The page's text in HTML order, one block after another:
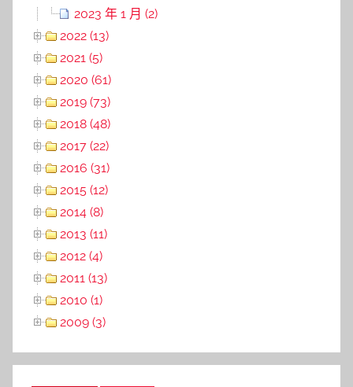
2023 年 1 月 (2)
2022 (13)
2021 (5)
2020 (61)
2019 (73)
2018 (48)
2017 (22)
2016 (31)
2015 (12)
2014 (8)
2013 (11)
2012 (4)
2011 (13)
2010 (1)
2009 (3)